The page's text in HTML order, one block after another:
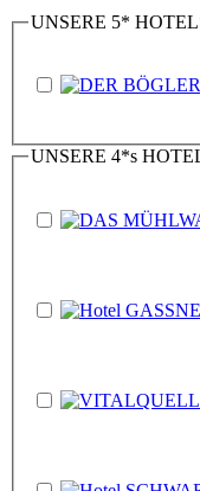
UNSERE 5*
UNSERE 4*s